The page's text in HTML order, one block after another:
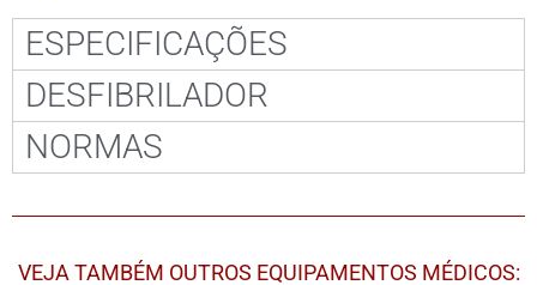
ESPECIFICAÇÕES
DESFIBRILADOR
NORMAS
VEJA TAMBÉM OUTROS EQUIPAMENTOS MÉDICOS: